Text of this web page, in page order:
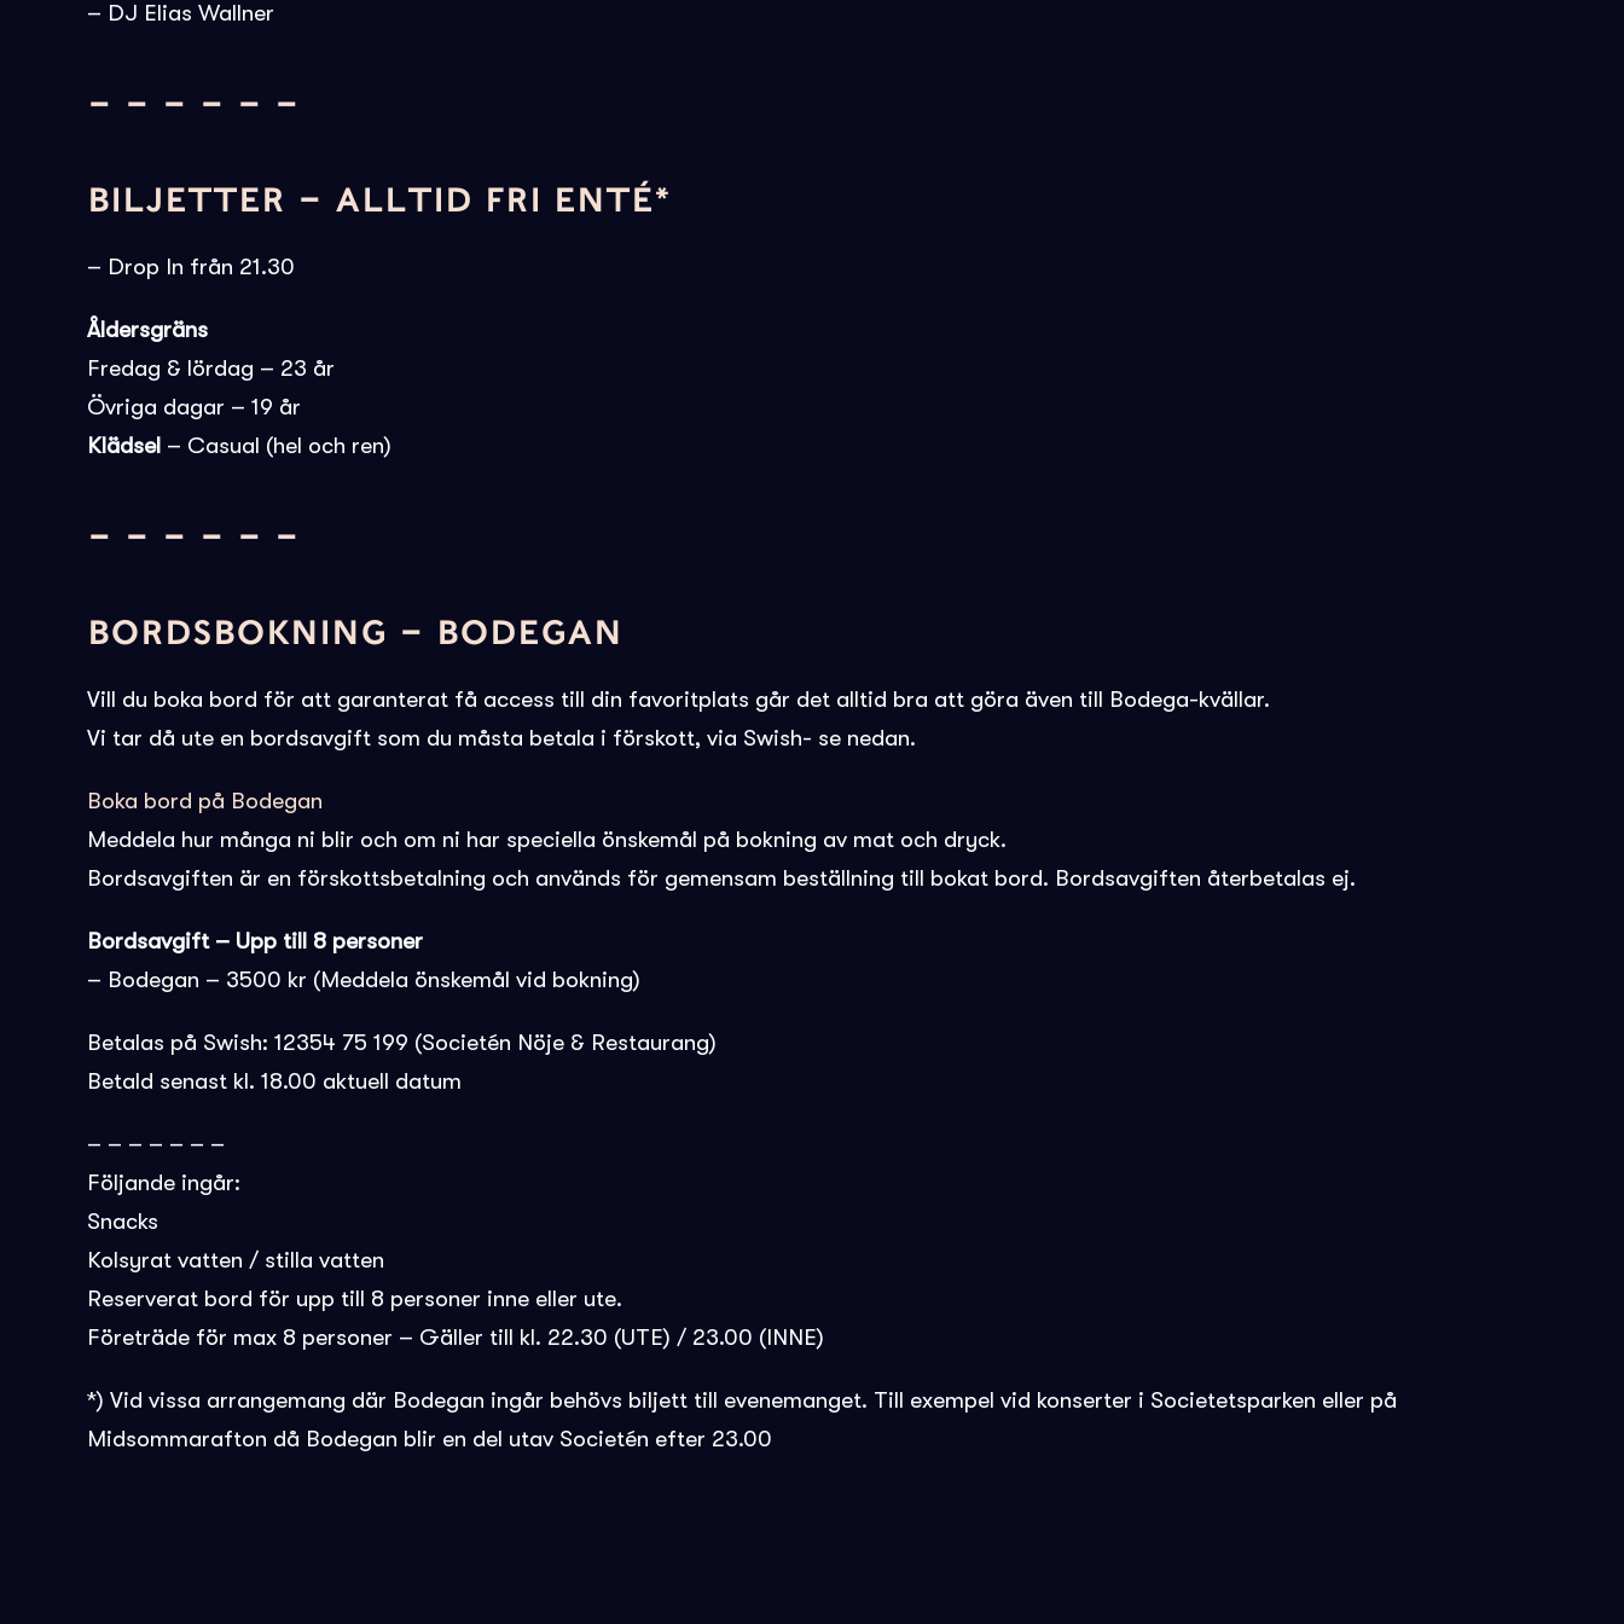
– DJ Elias Wallner
– – – – – –
BILJETTER – ALLTID FRI ENTÉ*
– Drop In från 21.30
Åldersgräns
Fredag & lördag – 23 år
Övriga dagar – 19 år
Klädsel – Casual (hel och ren)
– – – – – –
BORDSBOKNING – BODEGAN
Vill du boka bord för att garanterat få access till din favoritplats går det alltid bra att göra även till Bodega-kvällar.
Vi tar då ute en bordsavgift som du måsta betala i förskott, via Swish- se nedan.
Boka bord på Bodegan
Meddela hur många ni blir och om ni har speciella önskemål på bokning av mat och dryck.
Bordsavgiften är en förskottsbetalning och används för gemensam beställning till bokat bord. Bordsavgiften återbetalas ej.
Bordsavgift – Upp till 8 personer
– Bodegan – 3500 kr (Meddela önskemål vid bokning)
Betalas på Swish: 12354 75 199 (Societén Nöje & Restaurang)
Betald senast kl. 18.00 aktuell datum
– – – – – – –
Följande ingår:
Snacks
Kolsyrat vatten / stilla vatten
Reserverat bord för upp till 8 personer inne eller ute.
Företräde för max 8 personer – Gäller till kl. 22.30 (UTE) / 23.00 (INNE)
*) Vid vissa arrangemang där Bodegan ingår behövs biljett till evenemanget. Till exempel vid konserter i Societetsparken eller på
Midsommarafton då Bodegan blir en del utav Societén efter 23.00